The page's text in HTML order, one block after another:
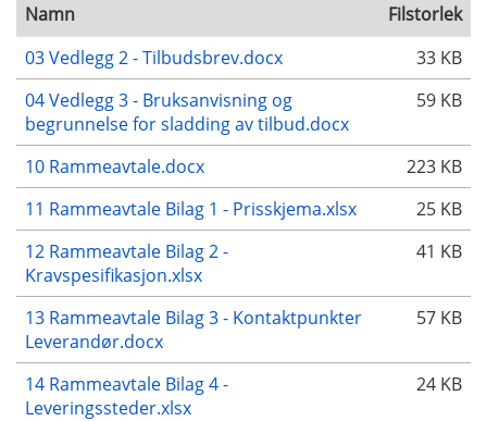
Namn
Filstorlek
03 Vedlegg 2 - Tilbudsbrev.docx
33 KB
04 Vedlegg 3 - Bruksanvisning og
begrunnelse for sladding av tilbud.docx
59 KB
10 Rammeavtale.docx
223 KB
11 Rammeavtale Bilag 1 - Prisskjema.xlsx
25 KB
12 Rammeavtale Bilag 2 -
Kravspesifikasjon.xlsx
41 KB
13 Rammeavtale Bilag 3 - Kontaktpunkter
Leverandør.docx
57 KB
14 Rammeavtale Bilag 4 -
Leveringssteder.xlsx
24 KB